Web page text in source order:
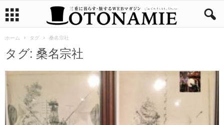
ホーム タグ 桑名宗社
タグ: 桑名宗社